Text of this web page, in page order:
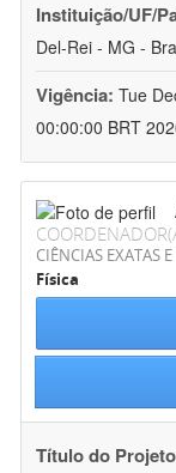
Instituição/UF/
Del-Rei - MG -
Vigência: Tue
00:00:00 BRT
CIÊNCIAS EXATAS
Física
Título do